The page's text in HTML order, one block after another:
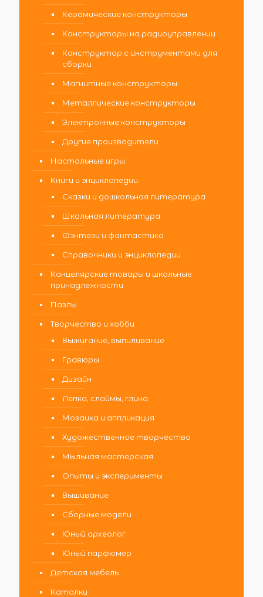
Керамические конструкторы
Конструкторы на радиоуправлении
Конструктор с инструментами для
сборки
Магнитные конструкторы
Металлические конструкторы
Электронные конструкторы
Другие производители
Настольные игры
Книги и энциклопедии
Сказки и дошкольная литература
Школьная литература
Фэнтези и фантастика
Справочники и энциклопедии
Канцелярские товары и школьные
принадлежности
Пазлы
Творчество и хобби
Выжигание, выпиливание
Гравюры
Дизайн
Лепка, слаймы, глина
Мозаика и аппликация
Художественное творчество
Мыльная мастерская
Опыты и эксперименты
Вышивание
Сборные модели
Юный археолог
Юный парфюмер
Детская мебель
Каталки